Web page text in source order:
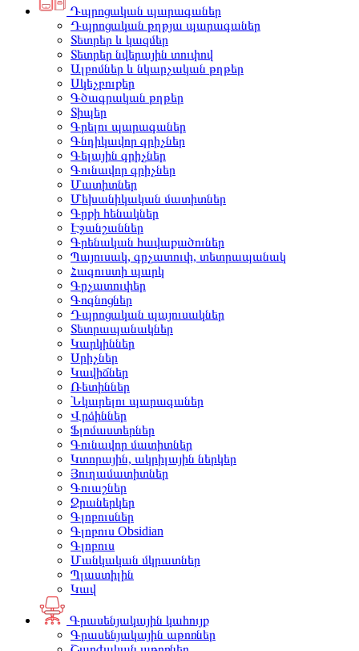
Դպրոցական պարագաներ
Դպրոցական թղթյա պարագաներ
Տետրեր և կազմեր
Տետրեր նվերային տուփով
Ալբոմներ և նկարչական թղթեր
Սկեչբուքեր
Գծագրական թղթեր
Տիպեր
Գրելու պարագաներ
Գնդիկավոր գրիչներ
Գելային գրիչներ
Գունավոր գրիչներ
Մատիտներ
Մեխանիկական մատիտներ
Գրքի հենակներ
Էջանշաններ
Գրենական հավաքածուներ
Պայուսակ, գրչատուփ, տետրապանակ
Հագուստի պարկ
Գրչատուփեր
Գոգնոցներ
Դպրոցական պայուսակներ
Տետրապանակներ
Կարկիններ
Սրիչներ
Կավիճներ
Ռետիններ
Նկարելու պարագաներ
Վրձիններ
Ֆլոմաստերներ
Գունավոր մատիտներ
Կտորային, ակրիլային ներկեր
Յուղամատիտներ
Գուաշներ
Ջրաներկեր
Գլոբուսներ
Գլոբուս Obsidian
Գլոբուս
Մանկական մկրատներ
Պլաստիլին
Կավ
Գրասենյակային կահույք
Գրասենյակային աթոռներ